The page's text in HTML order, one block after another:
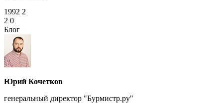
1992 2
2 0
Блог
Юрий Кочетков
генеральный директор "Бурмистр.ру"